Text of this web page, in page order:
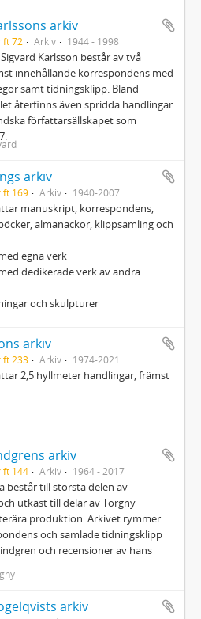
arkiv
72 Arkiv 1944 - 1998
Karlsson består av två
innehållande korrespondens med
samt tidningsklipp. Bland
återfinns även spridda handlingar
författarsällskapet som
arkiv
169 Arkiv 1940-2007
manuskript, korrespondens,
almanackor, klippsamling och
egna verk
dedikerade verk av andra
och skulpturer
arkiv
233 Arkiv 1974-2021
2,5 hyllmeter handlingar, främst
arkiv
144 Arkiv 1964 - 2017
består till största delen av
utkast till delar av Torgny
produktion. Arkivet rymmer
och samlade tidningsklipp
och recensioner av hans
arkiv